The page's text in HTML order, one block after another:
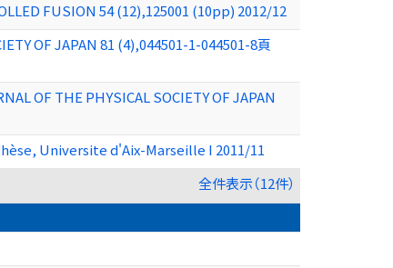
FUSION 54 (12),125001 (10pp) 2012/12
OF JAPAN 81 (4),044501-1-044501-8頁
OF THE PHYSICAL SOCIETY OF JAPAN
Universite d'Aix-Marseille I 2011/11
全件表示（12件）